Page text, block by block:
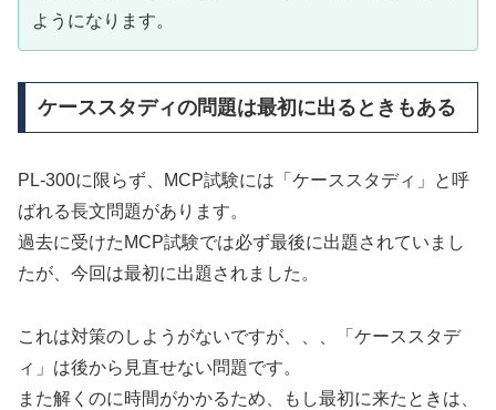
ようになります。
ケーススタディの問題は最初に出るときもある
PL-300に限らず、MCP試験には「ケーススタディ」と呼
ばれる長文問題があります。
過去に受けたMCP試験では必ず最後に出題されていまし
たが、今回は最初に出題されました。
これは対策のしようがないですが、、、「ケーススタデ
ィ」は後から見直せない問題です。
また解くのに時間がかかるため、もし最初に来たときは、